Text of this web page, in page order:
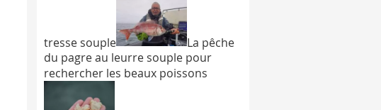
tresse souple
La pêche
du pagre au leurre souple pour
rechercher les beaux poissons